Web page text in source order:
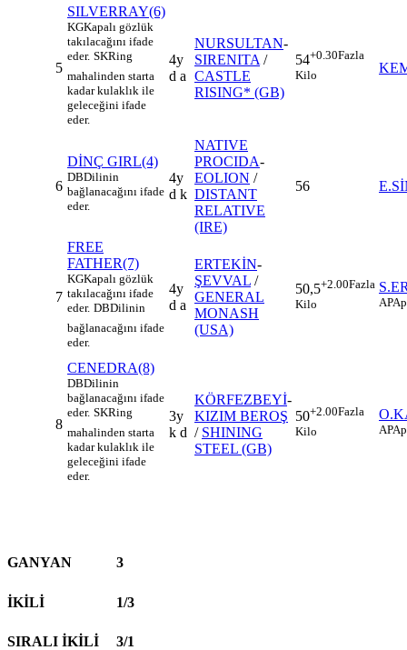
5
SILVERRAY(6)
KGKapalı gözlük
takılacağını ifade
eder. SKRing
mahalinden starta
kadar kulaklık ile
geleceğini ifade
eder.
4y
d a
NURSULTAN-
SIRENITA /
CASTLE
RISING* (GB)
54+0.30Fazla
Kilo
6
DİNÇ GIRL(4)
DBDilinin
bağlanacağını ifade
eder.
4y
d k
NATIVE
PROCIDA-
EOLION /
DISTANT
RELATIVE
(IRE)
56
7
FREE
FATHER(7)
KGKapalı gözlük
takılacağını ifade
eder. DBDilinin
bağlanacağını ifade
eder.
4y
d a
ERTEKİN-
ŞEVVAL /
GENERAL
MONASH
(USA)
50,5+2.00Fazla
Kilo
AP
8
CENEDRA(8)
DBDilinin
bağlanacağını ifade
eder. SKRing
mahalinden starta
kadar kulaklık ile
geleceğini ifade
eder.
3y
k d
KÖRFEZBEYİ-
KIZIM BEROŞ
/ SHINING
STEEL (GB)
50+2.00Fazla
Kilo
AP
GANYAN 3
İKİLİ 1/3
SIRALI İKİLİ 3/1